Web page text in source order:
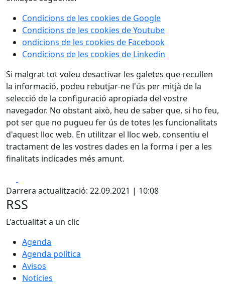
Condicions de les cookies de Google
Condicions de les cookies de Youtube
ondicions de les cookies de Facebook
Condicions de les cookies de Linkedin
Si malgrat tot voleu desactivar les galetes que recullen
la informació, podeu rebutjar-ne l'ús per mitjà de la
selecció de la configuració apropiada del vostre
navegador. No obstant això, heu de saber que, si ho feu,
pot ser que no pugueu fer ús de totes les funcionalitats
d'aquest lloc web. En utilitzar el lloc web, consentiu el
tractament de les vostres dades en la forma i per a les
finalitats indicades més amunt.
Darrera actualització: 22.09.2021 | 10:08
RSS
L'actualitat a un clic
Agenda
Agenda política
Avisos
Notícies